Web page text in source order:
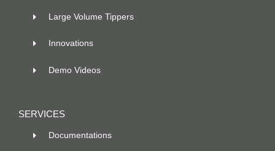
Large Volume Tippers
Innovations
Demo Videos
SERVICES
Documentations